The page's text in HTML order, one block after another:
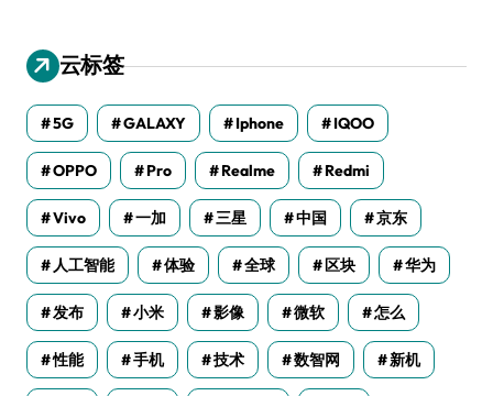
云标签
5G GALAXY Iphone IQOO
OPPO Pro Realme Redmi
Vivo 一加 三星 中国 京东
人工智能 体验 全球 区块 华为
发布 小米 影像 微软 怎么
性能 手机 技术 数智网 新机